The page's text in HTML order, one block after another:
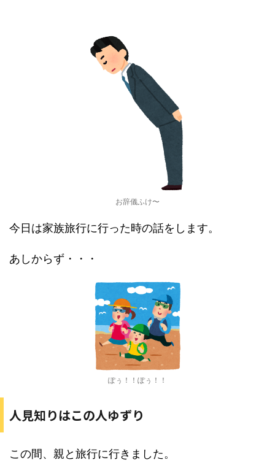
お辞儀ふけ〜
今日は家族旅行に行った時の話をします。
あしからず・・・
ぽぅ！！ぽぅ！！
人見知りはこの人ゆずり
この間、親と旅行に行きました。